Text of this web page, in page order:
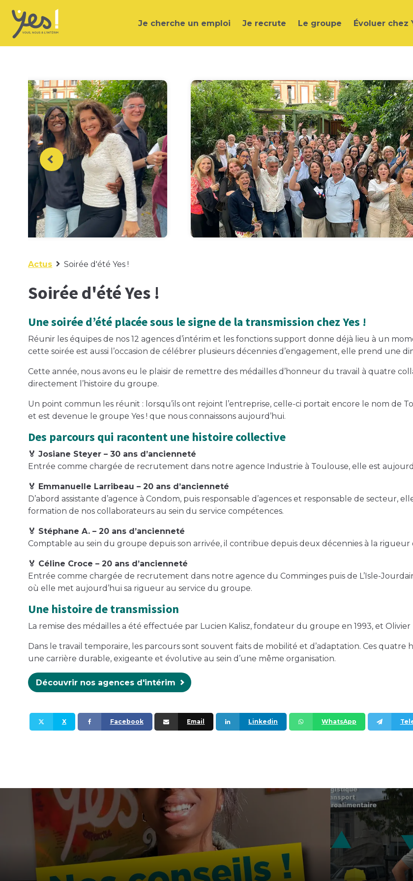
Je cherche un emploi Je recrute Le groupe Évoluer chez
Actus Soirée d'été Yes !
Soirée d'été Yes !
Une soirée d’été placée sous le signe de la transmission chez Yes !
Réunir les équipes de nos 12 agences d’intérim et les fonctions support donne déjà lieu à un
cette soirée est aussi l’occasion de célébrer plusieurs décennies d’engagement, elle prend une
Cette année, nous avons eu le plaisir de remettre des médailles d’honneur du travail à quatre
directement l’histoire du groupe.
Un point commun les réunit : lorsqu’ils ont rejoint l’entreprise, celle-ci portait encore le nom de
et est devenue le groupe Yes ! que nous connaissons aujourd’hui.
Des parcours qui racontent une histoire collective
🏅 Josiane Steyer – 30 ans d’ancienneté
Entrée comme chargée de recrutement dans notre agence Industrie à Toulouse, elle est
🏅 Emmanuelle Larribeau – 20 ans d’ancienneté
D’abord assistante d’agence à Condom, puis responsable d’agences et responsable de secteur,
formation de nos collaborateurs au sein du service compétences.
🏅 Stéphane A. – 20 ans d’ancienneté
Comptable au sein du groupe depuis son arrivée, il contribue depuis deux décennies à la
🏅 Céline Croce – 20 ans d’ancienneté
Entrée comme chargée de recrutement dans notre agence du Comminges puis de L’Isle-
où elle met aujourd’hui sa rigueur au service du groupe.
Une histoire de transmission
La remise des médailles a été effectuée par Lucien Kalisz, fondateur du groupe en 1993, et
Dans le travail temporaire, les parcours sont souvent faits de mobilité et d’adaptation. Ces quatre
une carrière durable, exigeante et évolutive au sein d’une même organisation.
Découvrir nos agences d'intérim
X Facebook Email Linkedin WhatsApp